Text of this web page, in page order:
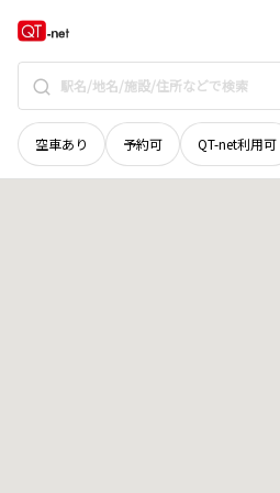
空車あり 予約可 QT-net利用可
北海道